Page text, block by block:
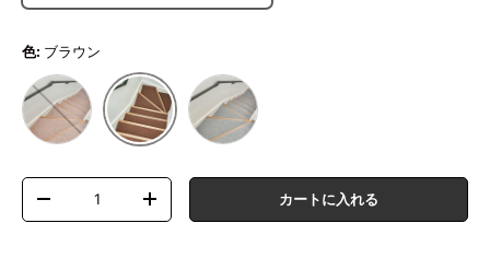
色: ブラウン
ベージュ ブラウン グレー
数量
数量を減らす
数量を増やす カートに入れる